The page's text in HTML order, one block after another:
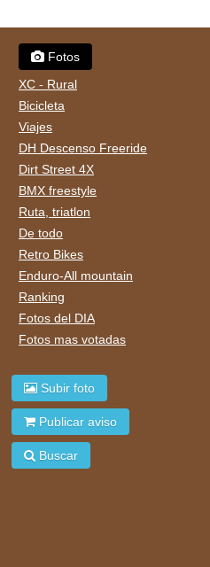
Fotos
XC - Rural
Bicicleta
Viajes
DH Descenso Freeride
Dirt Street 4X
BMX freestyle
Ruta, triatlon
De todo
Retro Bikes
Enduro-All mountain
Ranking
Fotos del DIA
Fotos mas votadas
Subir foto
Publicar aviso
Buscar